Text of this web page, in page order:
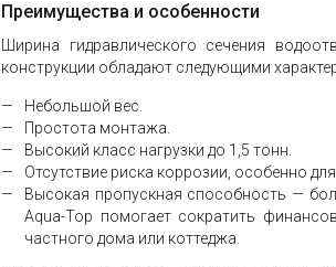
Преимущества и особенности
Ширина гидравлического сечения
конструкции обладают следующими
Небольшой вес.
Простота монтажа.
Высокий класс нагрузки до 1,5 тонн.
Отсутствие риска коррозии, особенно
Высокая пропускная способность —
Aqua-Top помогает сократить
частного дома или коттеджа.